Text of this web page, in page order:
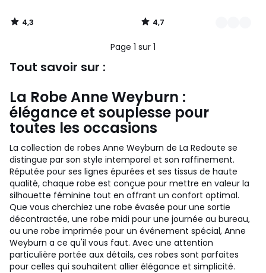
4,3
/
4,7
/
Page 1 sur 1
Tout savoir sur :
La Robe Anne Weyburn :
élégance et souplesse pour
toutes les occasions
La collection de robes Anne Weyburn de La Redoute se
distingue par son style intemporel et son raffinement.
Réputée pour ses lignes épurées et ses tissus de haute
qualité, chaque robe est conçue pour mettre en valeur la
silhouette féminine tout en offrant un confort optimal.
Que vous cherchiez une robe évasée pour une sortie
décontractée, une robe midi pour une journée au bureau,
ou une robe imprimée pour un événement spécial, Anne
Weyburn a ce qu'il vous faut. Avec une attention
particulière portée aux détails, ces robes sont parfaites
pour celles qui souhaitent allier élégance et simplicité.